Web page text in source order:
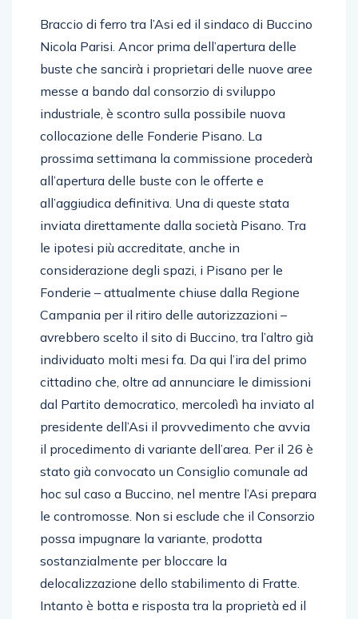
Braccio di ferro tra l’Asi ed il sindaco di Buccino
Nicola Parisi. Ancor prima dell’apertura delle
buste che sancirà i proprietari delle nuove aree
messe a bando dal consorzio di sviluppo
industriale, è scontro sulla possibile nuova
collocazione delle Fonderie Pisano. La
prossima settimana la commissione procederà
all’apertura delle buste con le offerte e
all’aggiudica definitiva. Una di queste stata
inviata direttamente dalla società Pisano. Tra
le ipotesi più accreditate, anche in
considerazione degli spazi, i Pisano per le
Fonderie – attualmente chiuse dalla Regione
Campania per il ritiro delle autorizzazioni –
avrebbero scelto il sito di Buccino, tra l’altro già
individuato molti mesi fa. Da qui l’ira del primo
cittadino che, oltre ad annunciare le dimissioni
dal Partito democratico, mercoledì ha inviato al
presidente dell’Asi il provvedimento che avvia
il procedimento di variante dell’area. Per il 26 è
stato già convocato un Consiglio comunale ad
hoc sul caso a Buccino, nel mentre l’Asi prepara
le contromosse. Non si esclude che il Consorzio
possa impugnare la variante, prodotta
sostanzialmente per bloccare la
delocalizzazione dello stabilimento di Fratte.
Intanto è botta e risposta tra la proprietà ed il